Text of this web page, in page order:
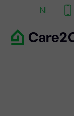
NL